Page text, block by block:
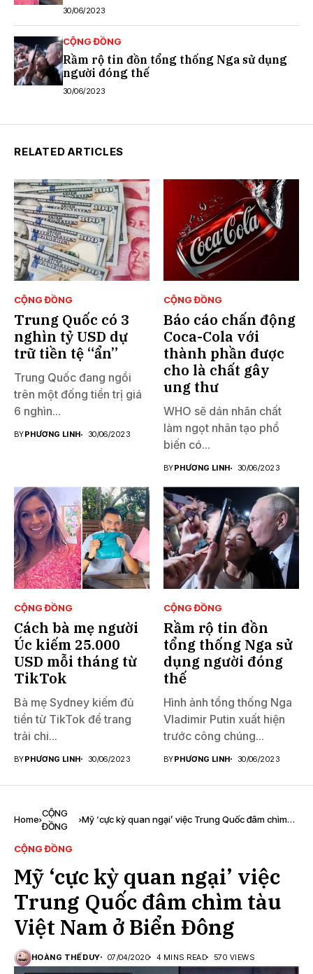
30/06/2023
CỘNG ĐỒNG
Rầm rộ tin đồn tổng thống Nga sử dụng
người đóng thế
30/06/2023
RELATED ARTICLES
CỘNG ĐỒNG
Trung Quốc có 3
nghìn tỷ USD dự
trữ tiền tệ “ẩn”
Trung Quốc đang ngồi
trên một đống tiền trị giá
6 nghìn...
BYPHƯƠNG LINH 30/06/2023
CỘNG ĐỒNG
Báo cáo chấn động
Coca-Cola với
thành phần được
cho là chất gây
ung thư
WHO sẽ dán nhãn chất
làm ngọt nhân tạo phổ
biến có...
BYPHƯƠNG LINH 30/06/2023
CỘNG ĐỒNG
Cách bà mẹ người
Úc kiếm 25.000
USD mỗi tháng từ
TikTok
Bà mẹ Sydney kiếm đủ
tiền từ TikTok để trang
trải chi...
BYPHƯƠNG LINH 30/06/2023
CỘNG ĐỒNG
Rầm rộ tin đồn
tổng thống Nga sử
dụng người đóng
thế
Hình ảnh tổng thống Nga
Vladimir Putin xuất hiện
trước công chúng...
BYPHƯƠNG LINH 30/06/2023
Home
CỘNG
ĐỒNG
Mỹ ‘cực kỳ quan ngại’ việc Trung Quốc đâm chìm
CỘNG ĐỒNG
Mỹ ‘cực kỳ quan ngại’ việc
Trung Quốc đâm chìm tàu
Việt Nam ở Biển Đông
HOÀNG THẾ DUY 07/04/2020 4 MINS READ 570 VIEWS